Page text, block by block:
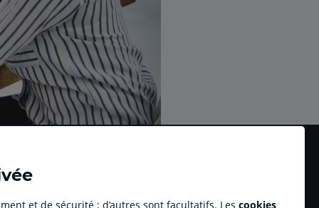
et de sécurité ; d’autres sont facultatifs. Les cookies